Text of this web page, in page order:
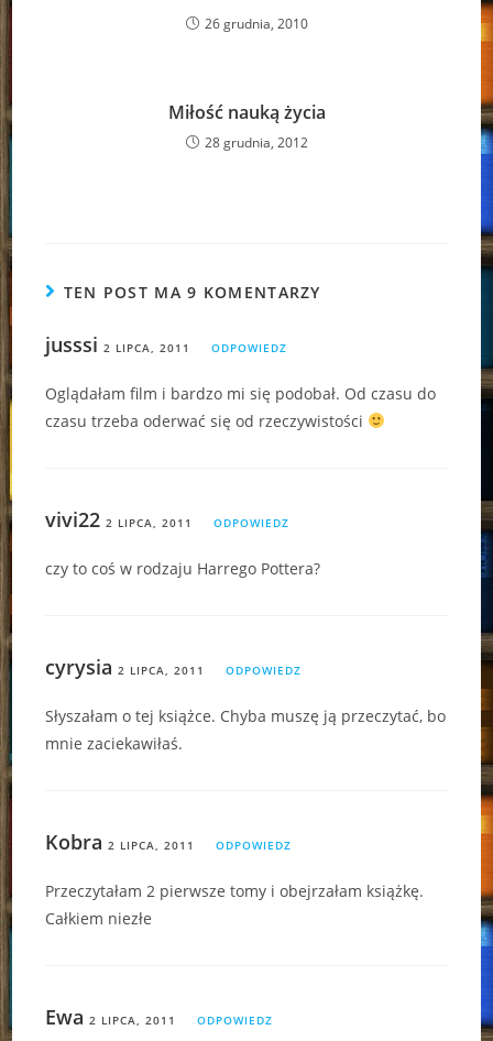
26 grudnia, 2010
Miłość nauką życia
28 grudnia, 2012
TEN POST MA 9 KOMENTARZY
jusssi 2 LIPCA, 2011 ODPOWIEDZ
Oglądałam film i bardzo mi się podobał. Od czasu do
czasu trzeba oderwać się od rzeczywistości
vivi22 2 LIPCA, 2011 ODPOWIEDZ
czy to coś w rodzaju Harrego Pottera?
cyrysia 2 LIPCA, 2011 ODPOWIEDZ
Słyszałam o tej książce. Chyba muszę ją przeczytać, bo
mnie zaciekawiłaś.
Kobra 2 LIPCA, 2011 ODPOWIEDZ
Przeczytałam 2 pierwsze tomy i obejrzałam książkę.
Całkiem niezłe
Ewa 2 LIPCA, 2011 ODPOWIEDZ